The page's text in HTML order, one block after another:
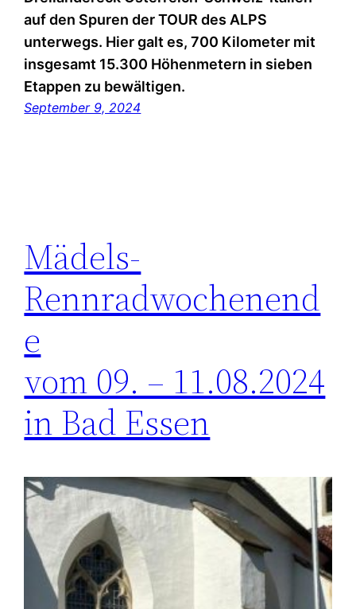
auf den Spuren der TOUR des ALPS
unterwegs. Hier galt es, 700 Kilometer mit
insgesamt 15.300 Höhenmetern in sieben
Etappen zu bewältigen.
September 9, 2024
Mädels-
Rennradwochenend
e
vom 09. – 11.08.2024
in Bad Essen